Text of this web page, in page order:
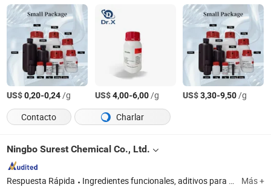
US$0,20-0,24/g US$4,00-6,00/g US$3,30-9,50/g
Contacto
Charlar
Ningbo Surest Chemical Co., Ltd.
Respuesta Rápida Ingredientes funcionales, aditivos para piensos, ingredientes para productos de salud, disolventes orgánicos, aditivos alimentarios, reactivos químicos, sustancias inorgánicas, colorantes y pigmentos, sabores y fragancias, productos químicos finos Más +